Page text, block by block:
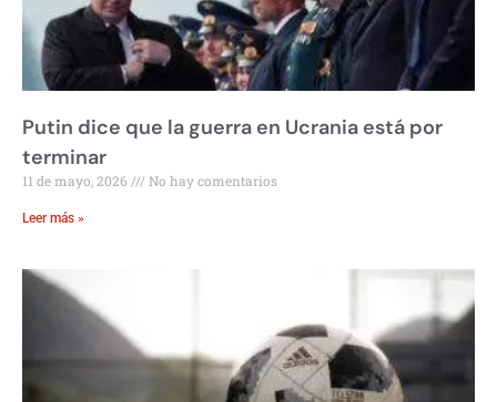
Putin dice que la guerra en Ucrania está por
terminar
11 de mayo, 2026 No hay comentarios
Leer más »